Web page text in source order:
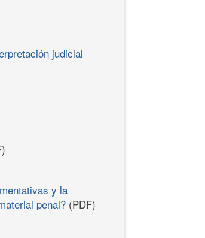
judicial
y la
penal? (PDF)